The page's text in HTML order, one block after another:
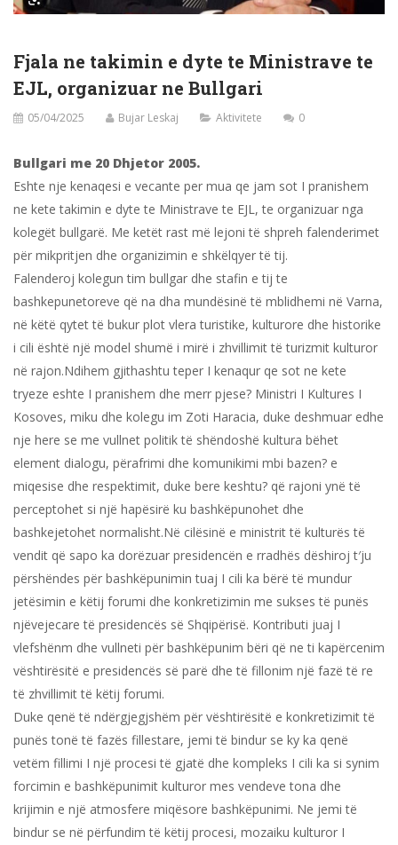
Fjala ne takimin e dyte te Ministrave te
EJL, organizuar ne Bullgari
05/04/2025 Bujar Leskaj Aktivitete 0
Bullgari me 20 Dhjetor 2005.
Eshte nje kenaqesi e vecante per mua qe jam sot I pranishem
ne kete takimin e dyte te Ministrave te EJL, te organizuar nga
kolegët bullgarë. Me ketët rast më lejoni të shpreh falenderimet
për mikpritjen dhe organizimin e shkëlqyer të tij.
Falenderoj kolegun tim bullgar dhe stafin e tij te
bashkepunetoreve që na dha mundësinë të mblidhemi në Varna,
në këtë qytet të bukur plot vlera turistike, kulturore dhe historike
i cili është një model shumë i mirë i zhvillimit të turizmit kulturor
në rajon.Ndihem gjithashtu teper I kenaqur qe sot ne kete
tryeze eshte I pranishem dhe merr pjese? Ministri I Kultures I
Kosoves, miku dhe kolegu im Zoti Haracia, duke deshmuar edhe
nje here se me vullnet politik të shëndoshë kultura bëhet
element dialogu, përafrimi dhe komunikimi mbi bazen? e
miqesise dhe respektimit, duke bere keshtu? që rajoni ynë të
perceptohet si një hapësirë ku bashkëpunohet dhe
bashkejetohet normalisht.Në cilësinë e ministrit të kulturës të
vendit që sapo ka dorëzuar presidencën e rradhës dëshiroj t′ju
përshëndes për bashkëpunimin tuaj I cili ka bërë të mundur
jetësimin e këtij forumi dhe konkretizimin me sukses të punës
njëvejecare të presidencës së Shqipërisë. Kontributi juaj I
vlefshënm dhe vullneti për bashkëpunim bëri që ne ti kapërcenim
vështirësitë e presidencës së parë dhe të fillonim një fazë të re
të zhvillimit të këtij forumi.
Duke qenë të ndërgjegjshëm për vështirësitë e konkretizimit të
punës tonë të fazës fillestare, jemi të bindur se ky ka qenë
vetëm fillimi I një procesi të gjatë dhe kompleks I cili ka si synim
forcimin e bashkëpunimit kulturor mes vendeve tona dhe
krijimin e një atmosfere miqësore bashkëpunimi. Ne jemi të
bindur se në përfundim të këtij procesi, mozaiku kulturor I